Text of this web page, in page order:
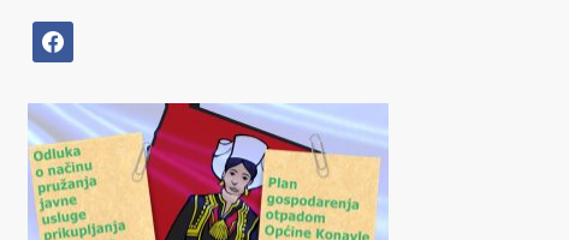
facebook